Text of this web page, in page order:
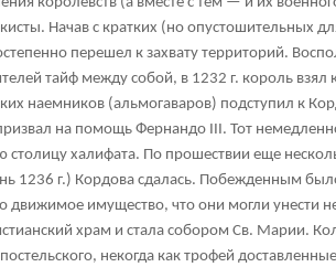
Начав с кратких (но опустошительных
перешел к захвату территорий.
тайф между собой, в 1232 г. король взял
наемников (альмогаваров) подступил к
на помощь Фернандо III. Тот
халифата. По прошествии еще
1236 г.) Кордова сдалась. Побежденным
движимое имущество, что они могли унести
храм и стала собором Св. Марии.
некогда как трофей